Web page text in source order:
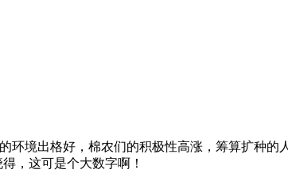
境出格好，棉农们的积极性高涨，筹算扩种的
，这可是个大数字啊！